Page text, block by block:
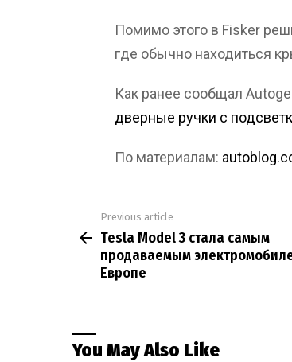
Помимо этого в Fisker
где обычно находиться
Как ранее сообщал
дверные ручки с
По материалам:
more
Previous article
Tesla Model 3 стала самым
продаваемым
Европе
You May Also Like